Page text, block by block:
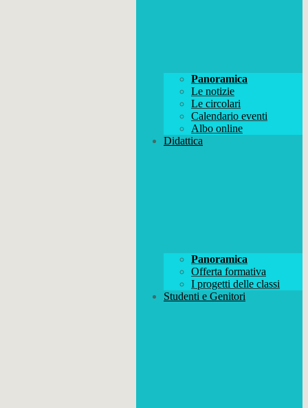
Panoramica
Le notizie
Le circolari
Calendario eventi
Albo online
Didattica
Panoramica
Offerta formativa
I progetti delle classi
Studenti e Genitori